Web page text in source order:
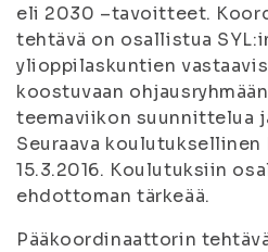
eli 2030 –tavoitteet.
tehtävä on osallistua
ylioppilaskuntien
koostuvaan
teemaviikon suunnittelua
Seuraava koulutuksellinen
15.3.2016. Koulutuksiin
ehdottoman tärkeää.
Pääkoordinaattorin